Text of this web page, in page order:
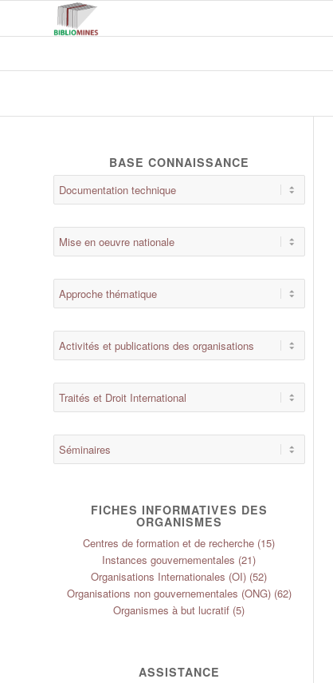
BASE CONNAISSANCE
FICHES INFORMATIVES DES
ORGANISMES
Centres de formation et de recherche (15)
Instances gouvernementales (21)
Organisations Internationales (OI) (52)
Organisations non gouvernementales (ONG)(62)
Organismes à but lucratif (5)
ASSISTANCE